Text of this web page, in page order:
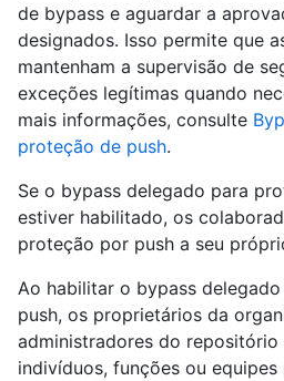
de bypass e aguardar a
designados. Isso permite que
mantenham a supervisão de
exceções legítimas quando
mais informações, consulte
proteção de push.
Se o bypass delegado para
estiver habilitado, os
proteção por push a seu
Ao habilitar o bypass
push, os proprietários da
administradores do repositório
indivíduos, funções ou